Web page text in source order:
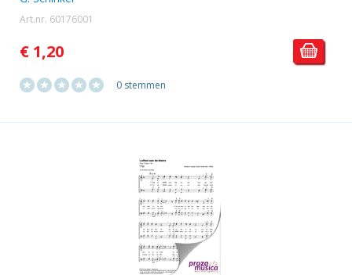
Art.nr. 60176001
€ 1,20
0 stemmen